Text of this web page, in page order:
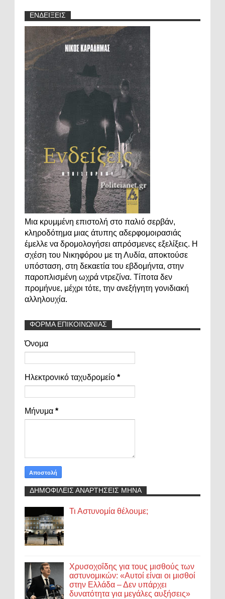
ΕΝΔΕΙΞΕΙΣ
Μια κρυμμένη επιστολή στο παλιό σερβάν,
κληροδότημα μιας άτυπης αδερφομοιρασιάς
έμελλε να δρομολογήσει απρόσμενες εξελίξεις. Η
σχέση του Νικηφόρου με τη Λυδία, αποκτούσε
υπόσταση, στη δεκαετία του εβδομήντα, στην
παροπλισμένη ωχρά ντρεζίνα. Τίποτα δεν
προμήνυε, μέχρι τότε, την ανεξήγητη γονιδιακή
αλληλουχία.
ΦΟΡΜΑ ΕΠΙΚΟΙΝΩΝΙΑΣ
Όνομα
Ηλεκτρονικό ταχυδρομείο *
Μήνυμα *
ΔΗΜΟΦΙΛΕΙΣ ΑΝΑΡΤΗΣΕΙΣ ΜΗΝΑ
Τι Αστυνομία θέλουμε;
Χρυσοχοΐδης για τους μισθούς των
αστυνομικών: «Αυτοί είναι οι μισθοί
στην Ελλάδα – Δεν υπάρχει
δυνατότητα για μεγάλες αυξήσεις»